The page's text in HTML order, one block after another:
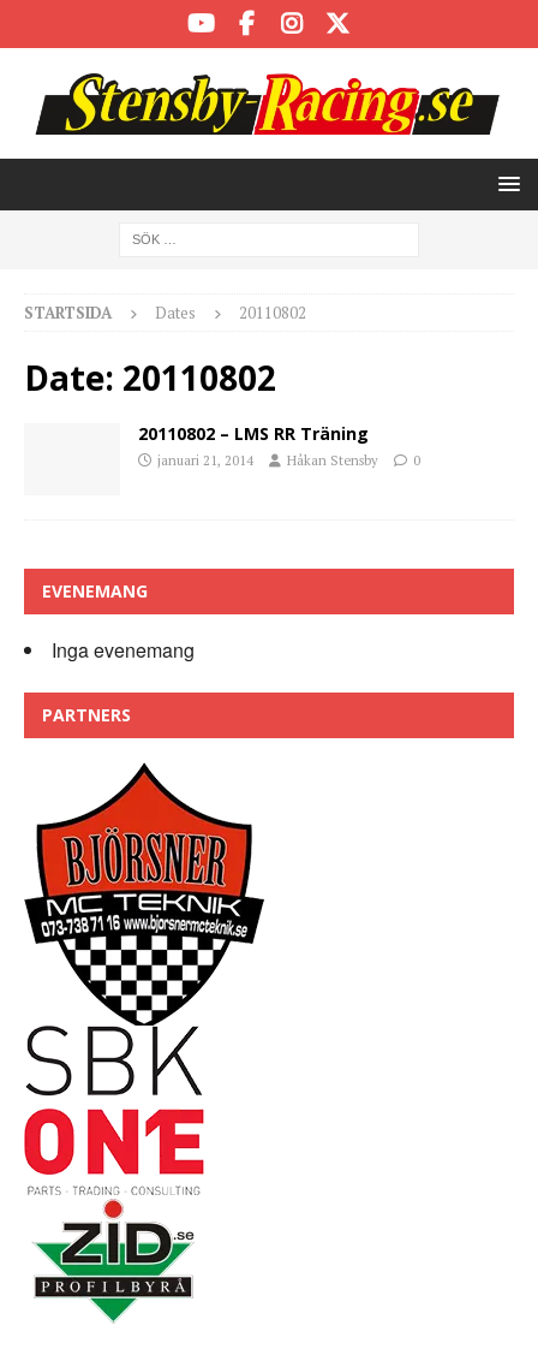
STARTSIDA Dates 20110802
Date: 20110802
20110802 – LMS RR Träning
januari 21, 2014 Håkan Stensby 0
EVENEMANG
Inga evenemang
PARTNERS